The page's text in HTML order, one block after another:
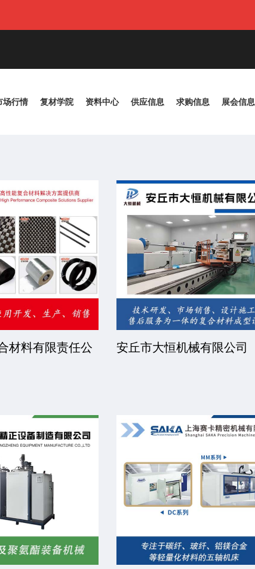
场行情 复材学院 资料中心 供应信息 求购信息 展会信息
材料有限责任公
安丘市大恒机械有限公司